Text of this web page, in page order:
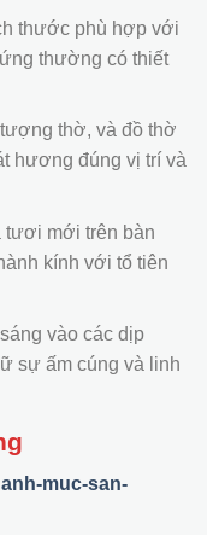
thước phù hợp với
thường có thiết
thờ, và đồ thờ
hương đúng vị trí và
tươi mới trên bàn
kính với tổ tiên
vào các dịp
sự ấm cúng và linh
muc-san-